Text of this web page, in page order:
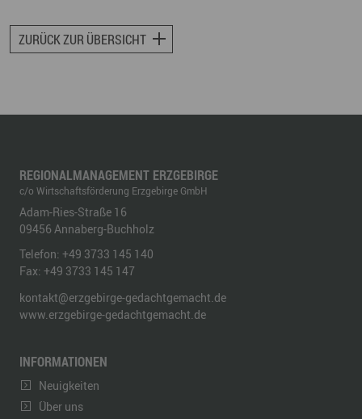
ZURÜCK ZUR ÜBERSICHT
REGIONALMANAGEMENT ERZGEBIRGE
c/o Wirtschaftsförderung Erzgebirge GmbH
Adam-Ries-Straße 16
09456 Annaberg-Buchholz
Telefon: +49 3733 145 140
Fax: +49 3733 145 147
kontakt@erzgebirge-gedachtgemacht.de
www.erzgebirge-gedachtgemacht.de
INFORMATIONEN
Neuigkeiten
Über uns